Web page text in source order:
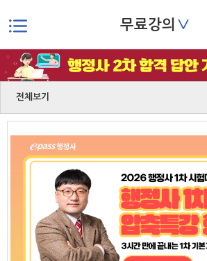
본문으로 바로가기
무료강의 ∨
전체보기